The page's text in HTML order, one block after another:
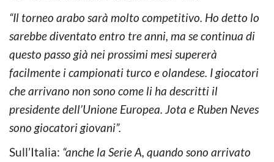
“Il torneo arabo sarà molto competitivo. Ho detto lo
sarebbe diventato entro tre anni, ma se continua di
questo passo già nei prossimi mesi supererà
facilmente i campionati turco e olandese. I giocatori
che arrivano non sono come li ha descritti il
presidente dell’Unione Europea. Jota e Ruben Neves
sono giocatori giovani”.
Sull’Italia: “anche la Serie A, quando sono arrivato